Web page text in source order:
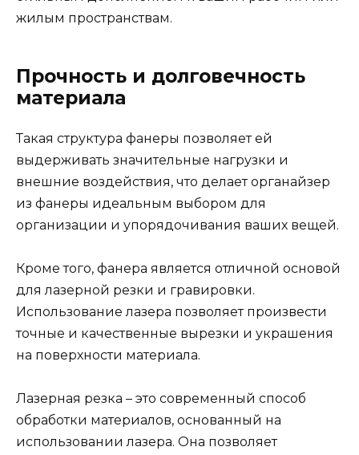
жилым пространствам.
Прочность и долговечность
материала
Такая структура фанеры позволяет ей
выдерживать значительные нагрузки и
внешние воздействия, что делает органайзер
из фанеры идеальным выбором для
организации и упорядочивания ваших вещей.
Кроме того, фанера является отличной основой
для лазерной резки и гравировки.
Использование лазера позволяет произвести
точные и качественные вырезки и украшения
на поверхности материала.
Лазерная резка – это современный способ
обработки материалов, основанный на
использовании лазера. Она позволяет